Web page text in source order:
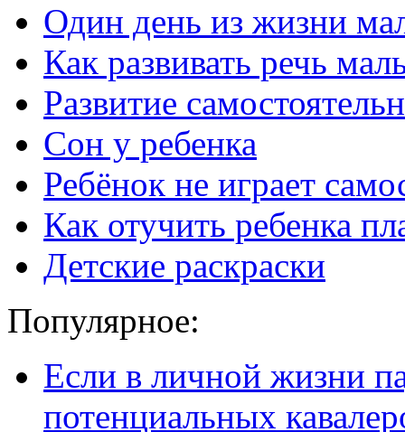
Один день из жизни
Как развивать речь
Развитие
Сон у ребенка
Ребёнок не играет
Как отучить ребенка
Детские раскраски
Популярное:
Если в личной жизни
потенциальных